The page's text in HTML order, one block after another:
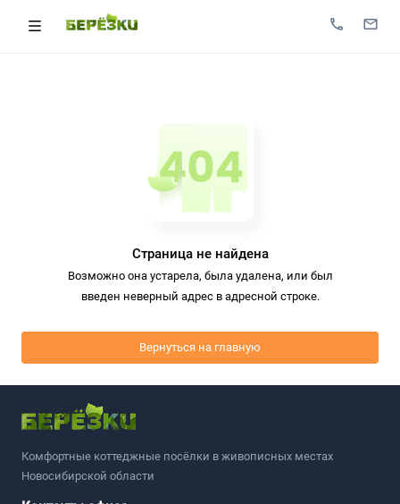
Страница не найдена
Возможно она устарела, была удалена, или был
введен неверный адрес в адресной строке.
Вернуться на главную
Комфортные коттеджные посёлки в живописных местах
Новосибирской области